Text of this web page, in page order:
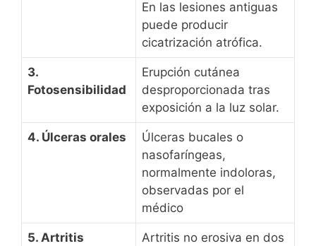
En las lesiones antiguas
puede producir
cicatrización atrófica.
3.
Fotosensibilidad
Erupción cutánea
desproporcionada tras
exposición a la luz solar.
4. Úlceras orales
Úlceras bucales o
nasofaríngeas,
normalmente indoloras,
observadas por el
médico
5. Artritis
Artritis no erosiva en dos